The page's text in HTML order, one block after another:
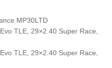
MP30LTD
TLE, 29×2.40 Super Race,
TLE, 29×2.40 Super Race,